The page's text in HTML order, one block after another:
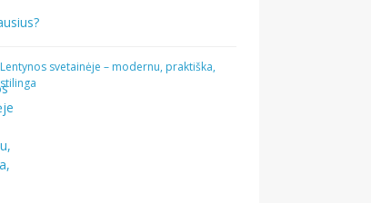
Lentynos svetainėje – modernu, praktiška,
stilinga